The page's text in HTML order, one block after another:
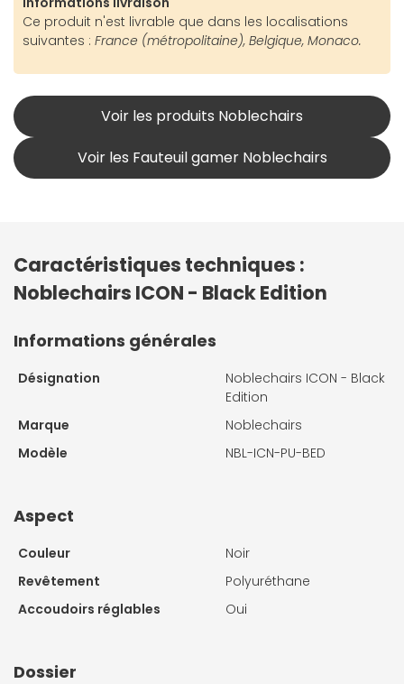
Ce produit n'est livrable que dans les localisations
suivantes : France (métropolitaine), Belgique, Monaco.
Voir les produits Noblechairs
Voir les Fauteuil gamer Noblechairs
Caractéristiques techniques :
Noblechairs ICON - Black Edition
Informations générales
Désignation
Noblechairs ICON - Black
Edition
Marque
Noblechairs
Modèle
NBL-ICN-PU-BED
Aspect
Couleur
Noir
Revêtement
Polyuréthane
Accoudoirs réglables
Oui
Dossier